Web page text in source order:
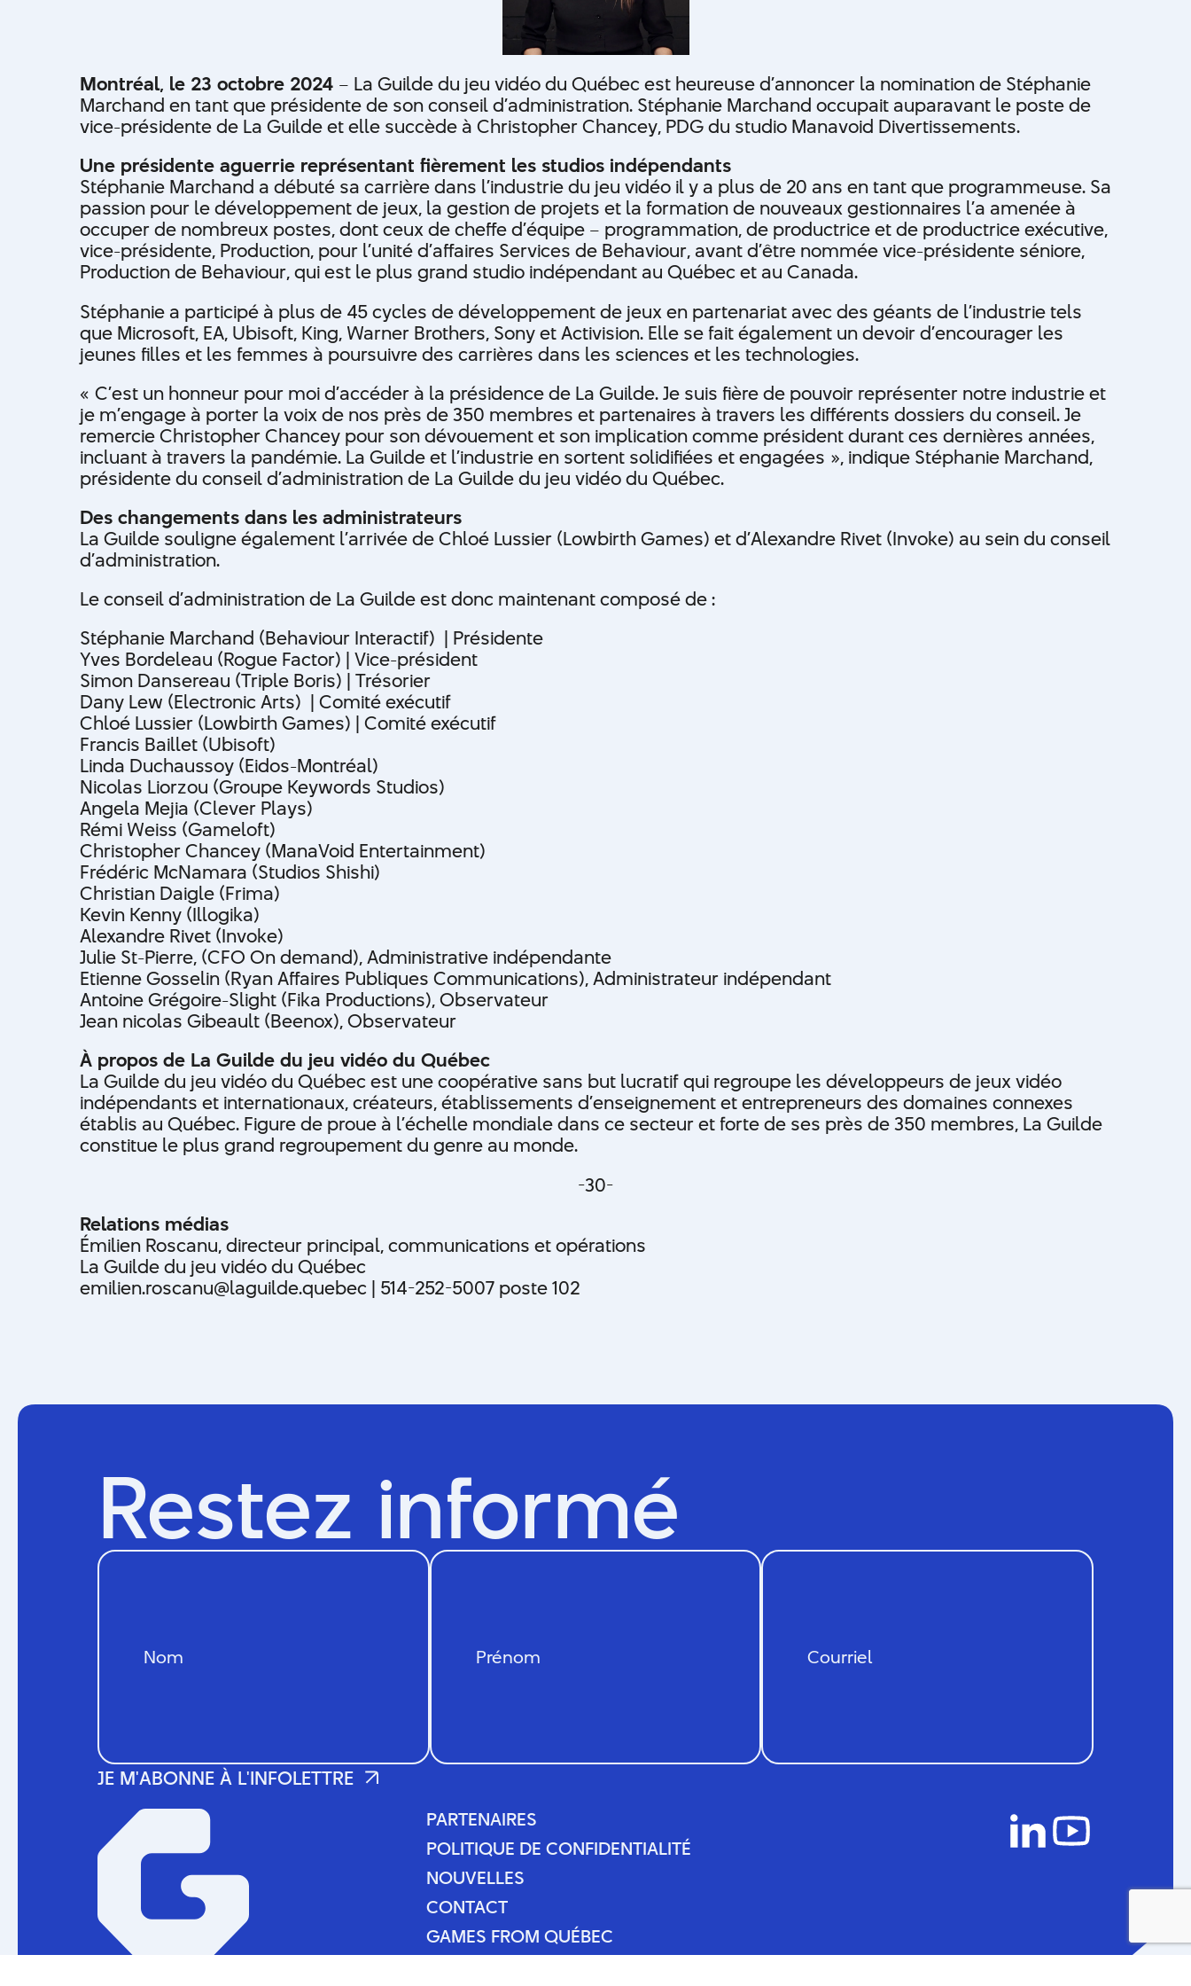
Montréal, le 23 octobre 2024 – La Guilde du jeu vidéo du Québec est heureuse d’annoncer la nomination de Stéphanie
Marchand en tant que présidente de son conseil d’administration. Stéphanie Marchand occupait auparavant le poste de
vice-présidente de La Guilde et elle succède à Christopher Chancey, PDG du studio Manavoid Divertissements.
Une présidente aguerrie représentant fièrement les studios indépendants
Stéphanie Marchand a débuté sa carrière dans l’industrie du jeu vidéo il y a plus de 20 ans en tant que programmeuse. Sa
passion pour le développement de jeux, la gestion de projets et la formation de nouveaux gestionnaires l’a amenée à
occuper de nombreux postes, dont ceux de cheffe d’équipe – programmation, de productrice et de productrice exécutive,
vice-présidente, Production, pour l’unité d’affaires Services de Behaviour, avant d’être nommée vice-présidente séniore,
Production de Behaviour, qui est le plus grand studio indépendant au Québec et au Canada.
Stéphanie a participé à plus de 45 cycles de développement de jeux en partenariat avec des géants de l’industrie tels
que Microsoft, EA, Ubisoft, King, Warner Brothers, Sony et Activision. Elle se fait également un devoir d’encourager les
jeunes filles et les femmes à poursuivre des carrières dans les sciences et les technologies.
« C’est un honneur pour moi d’accéder à la présidence de La Guilde. Je suis fière de pouvoir représenter notre industrie et
je m’engage à porter la voix de nos près de 350 membres et partenaires à travers les différents dossiers du conseil. Je
remercie Christopher Chancey pour son dévouement et son implication comme président durant ces dernières années,
incluant à travers la pandémie. La Guilde et l’industrie en sortent solidifiées et engagées », indique Stéphanie Marchand,
présidente du conseil d’administration de La Guilde du jeu vidéo du Québec.
Des changements dans les administrateurs
La Guilde souligne également l’arrivée de Chloé Lussier (Lowbirth Games) et d’Alexandre Rivet (Invoke) au sein du conseil
d’administration.
Le conseil d’administration de La Guilde est donc maintenant composé de :
Stéphanie Marchand (Behaviour Interactif) | Présidente
Yves Bordeleau (Rogue Factor) | Vice-président
Simon Dansereau (Triple Boris) | Trésorier
Dany Lew (Electronic Arts) | Comité exécutif
Chloé Lussier (Lowbirth Games) | Comité exécutif
Francis Baillet (Ubisoft)
Linda Duchaussoy (Eidos-Montréal)
Nicolas Liorzou (Groupe Keywords Studios)
Angela Mejia (Clever Plays)
Rémi Weiss (Gameloft)
Christopher Chancey (ManaVoid Entertainment)
Frédéric McNamara (Studios Shishi)
Christian Daigle (Frima)
Kevin Kenny (Illogika)
Alexandre Rivet (Invoke)
Julie St-Pierre, (CFO On demand), Administrative indépendante
Etienne Gosselin (Ryan Affaires Publiques Communications), Administrateur indépendant
Antoine Grégoire-Slight (Fika Productions), Observateur
Jean nicolas Gibeault (Beenox), Observateur
À propos de La Guilde du jeu vidéo du Québec
La Guilde du jeu vidéo du Québec est une coopérative sans but lucratif qui regroupe les développeurs de jeux vidéo
indépendants et internationaux, créateurs, établissements d’enseignement et entrepreneurs des domaines connexes
établis au Québec. Figure de proue à l’échelle mondiale dans ce secteur et forte de ses près de 350 membres, La Guilde
constitue le plus grand regroupement du genre au monde.
-30-
Relations médias
Émilien Roscanu, directeur principal, communications et opérations
La Guilde du jeu vidéo du Québec
emilien.roscanu@laguilde.quebec | 514-252-5007 poste 102
Restez informé
PARTENAIRES
PARTENAIRES
POLITIQUE DE CONFIDENTIALITÉ
POLITIQUE DE CONFIDENTIALITÉ
NOUVELLES
NOUVELLES
CONTACT
CONTACT
GAMES FROM QUÉBEC
GAMES FROM QUÉBEC